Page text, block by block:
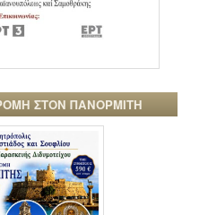
ΣΤΟΝ ΠΑΝΟΡΜΙΤΗ